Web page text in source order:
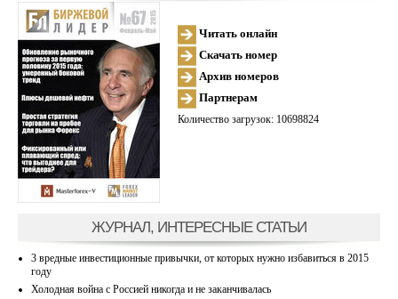
Читать онлайн
Скачать номер
Архив номеров
Партнерам
Количество загрузок: 10698824
ЖУРНАЛ, ИНТЕРЕСНЫЕ СТАТЬИ
3 вредные инвестиционные привычки, от которых нужно избавиться в 2015
году
Холодная война с Россией никогда и не заканчивалась